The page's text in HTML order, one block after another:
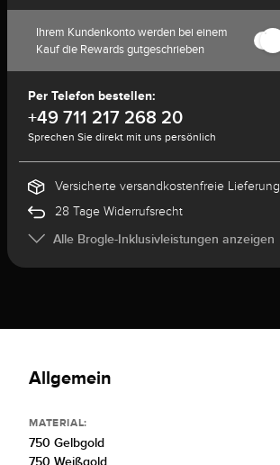
Ihrem Kundenkonto werden bei einem
Kauf die Rewards gutgeschrieben
Per Telefon bestellen:
+49 711 217 268 20
Sprechen Sie direkt mit uns persönlich
Versicherte versandkostenfreie Lieferung
28 Tage Widerrufsrecht
Alle Brogle-Inklusivleistungen anzeigen
Allgemein
MATERIAL:
750 Gelbgold
750 Weißgold